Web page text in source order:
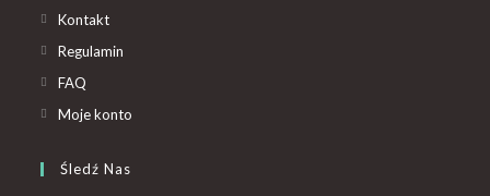
Kontakt
Regulamin
FAQ
Moje konto
Śledź Nas